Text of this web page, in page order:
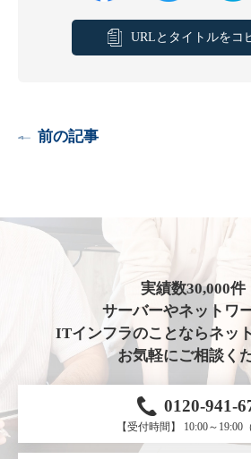
URLとタイトルをコ
前の記事
実績数30,000件
サーバーやネットワ
ITインフラのことならネッ
お気軽にご相談く
0120-941-
【受付時間】 10:00～19:00